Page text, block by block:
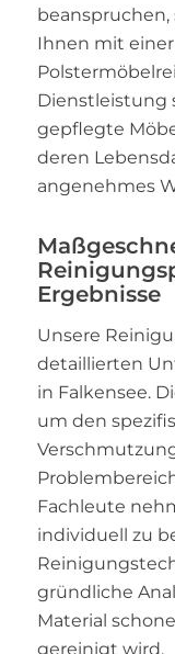
Ihnen mit
Dienstleistung
gepflegte
deren
angenehmes
Ergebnisse
Unsere
detaillierten
in Falkensee.
um den
Fachleute
individuell zu
gründliche
Material
gereinigt wird.